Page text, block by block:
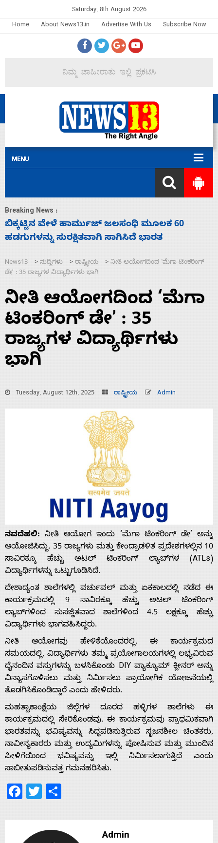
Saturday, 8th August 2026
Home
About News13.in Advertise With Us Subscribe Now
Breaking News :
ನಾಗೇಂದ್ರ ರಾಜೀನಾಮೆ ಕೊಡದಿದ್ದರೆ ಸದನ ನಡೆಸಲು
ಬಿಡೆವು: ಛಲವಾದಿ ನಾರಾಯಣಸ್ವಾಮಿ
Home
About
Us
Advertise
With
News13 > ಸುದ್ದಿಗಳು > ರಾಷ್ಟ್ರೀಯ > ನೀತಿ ಆಯೋಗದಿಂದ ‘ಮೆಗಾ ಟಿಂಕರಿಂಗ್
ಡೇʼ : 35 ರಾಜ್ಯಗಳ ವಿದ್ಯಾರ್ಥಿಗಳು ಭಾಗಿ
ನೀತಿ ಆಯೋಗದಿಂದ ‘ಮೆಗಾ
ಟಿಂಕರಿಂಗ್ ಡೇʼ : 35
ರಾಜ್ಯಗಳ ವಿದ್ಯಾರ್ಥಿಗಳು
ಭಾಗಿ
Tuesday, August 12th, 2025 ರಾಷ್ಟ್ರೀಯ Admin
ನವದೆಹಲಿ: ನೀತಿ ಆಯೋಗ ಇಂದು ‘ಮೆಗಾ ಟಿಂಕರಿಂಗ್ ಡೇ’ ಅನ್ನು
ಆಯೋಜಿಸಿದ್ದು, 35 ರಾಜ್ಯಗಳು ಮತ್ತು ಕೇಂದ್ರಾಡಳಿತ ಪ್ರದೇಶಗಳಲ್ಲಿನ 10
ಸಾವಿರಕ್ಕೂ ಹೆಚ್ಚು ಅಟಲ್ ಟಿಂಕರಿಂಗ್ ಲ್ಯಾಬ್‌ಗಳ (ATLs)
ವಿದ್ಯಾರ್ಥಿಗಳನ್ನು ಒಟ್ಟುಗೂಡಿಸಿದೆ.
ದೇಶಾದ್ಯಂತ ಶಾಲೆಗಳಲ್ಲಿ ವರ್ಚುವಲ್ ಮತ್ತು ಏಕಕಾಲದಲ್ಲಿ ನಡೆದ ಈ
ಕಾರ್ಯಕ್ರಮದಲ್ಲಿ 9 ಸಾವಿರಕ್ಕೂ ಹೆಚ್ಚು ಅಟಲ್ ಟಿಂಕರಿಂಗ್
ಲ್ಯಾಬ್‌ಗಳಿಂದ ಸುಸಜ್ಜಿತವಾದ ಶಾಲೆಗಳಿಂದ 4.5 ಲಕ್ಷಕ್ಕೂ ಹೆಚ್ಚು
ವಿದ್ಯಾರ್ಥಿಗಳು ಭಾಗವಹಿಸಿದ್ದರು.
ನೀತಿ ಆಯೋಗವು ಹೇಳಿಕೆಯೊಂದರಲ್ಲಿ, ಈ ಕಾರ್ಯಕ್ರಮದ
ಸಮಯದಲ್ಲಿ, ವಿದ್ಯಾರ್ಥಿಗಳು ತಮ್ಮ ಪ್ರಯೋಗಾಲಯಗಳಲ್ಲಿ ಲಭ್ಯವಿರುವ
ದೈನಂದಿನ ವಸ್ತುಗಳನ್ನು ಬಳಸಿಕೊಂಡು DIY ವ್ಯಾಕ್ಯೂಮ್ ಕ್ಲೀನರ್ ಅನ್ನು
ವಿನ್ಯಾಸಗೊಳಿಸಲು ಮತ್ತು ನಿರ್ಮಿಸಲು ಪ್ರಾಯೋಗಿಕ ಯೋಜನೆಯಲ್ಲಿ
ತೊಡಗಿಸಿಕೊಂಡಿದ್ದಾರೆ ಎಂದು ಹೇಳಿದರು.
ಮಹತ್ವಾಕಾಂಕ್ಷೆಯ ಜಿಲ್ಲೆಗಳ ದೂರದ ಹಳ್ಳಿಗಳ ಶಾಲೆಗಳು ಈ
ಕಾರ್ಯಕ್ರಮದಲ್ಲಿ ಸೇರಿಕೊಂಡವು. ಈ ಕಾರ್ಯಕ್ರಮವು ಪ್ರಾಥಮಿಕವಾಗಿ
ಭಾರತವನ್ನು ಭವಿಷ್ಯವನ್ನು ಸಿದ್ಧಪಡಿಸುತ್ತಿರುವ ಸೃಜನಶೀಲ ಚಿಂತಕರು,
ನಾವೀನ್ಯಕಾರರು ಮತ್ತು ಉದ್ಯಮಿಗಳನ್ನು ಪೋಷಿಸುವ ಮತ್ತು ಮುಂದಿನ
ಪೀಳಿಗೆಯಿಂದ ಭವಿಷ್ಯವನ್ನು ಇಲ್ಲಿ ನಿರ್ಮಿಸಲಾಗುತ್ತಿದೆ ಎಂದು
ಸಾಬೀತುಪಡಿಸುವತ್ತ ಗಮನಹರಿಸಿತು.
Facebook
Twitter
Admin